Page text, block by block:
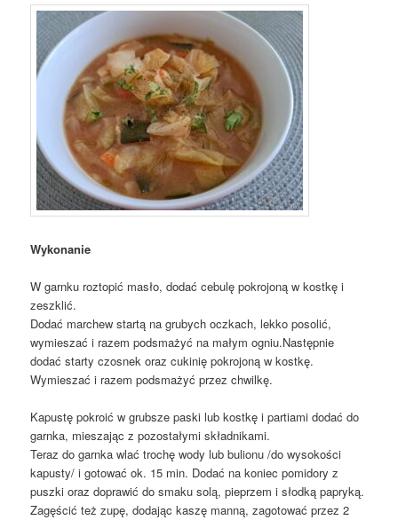
Wykonanie
W garnku roztopić masło, dodać cebulę pokrojoną w kostkę i
zeszklić.
Dodać marchew startą na grubych oczkach, lekko posolić,
wymieszać i razem podsmażyć na małym ogniu.Następnie
dodać starty czosnek oraz cukinię pokrojoną w kostkę.
Wymieszać i razem podsmażyć przez chwilkę.
Kapustę pokroić w grubsze paski lub kostkę i partiami dodać do
garnka, mieszając z pozostałymi składnikami.
Teraz do garnka wlać trochę wody lub bulionu /do wysokości
kapusty/ i gotować ok. 15 min. Dodać na koniec pomidory z
puszki oraz doprawić do smaku solą, pieprzem i słodką papryką.
Zagęścić też zupę, dodając kaszę manną, zagotować przez 2